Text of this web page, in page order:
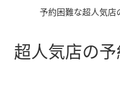
予約困難な超人気店
超人気店の